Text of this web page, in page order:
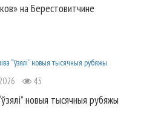
на Берестовитчине
43
новыя тысячныя рубяжы